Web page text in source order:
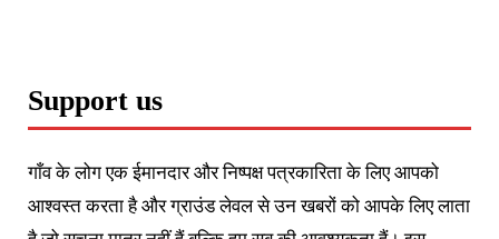
Support us
गाँव के लोग एक ईमानदार और निष्पक्ष पत्रकारिता के लिए आपको
आश्वस्त करता है और ग्राउंड लेवल से उन खबरों को आपके लिए लाता